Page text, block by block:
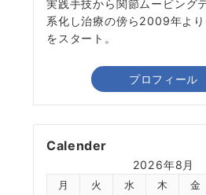
実践手技から関節ムービング
系化し治療の傍ら2009年よ
をスタート。
プロフィール
Calender
2026年8月
月 火 水 木 金